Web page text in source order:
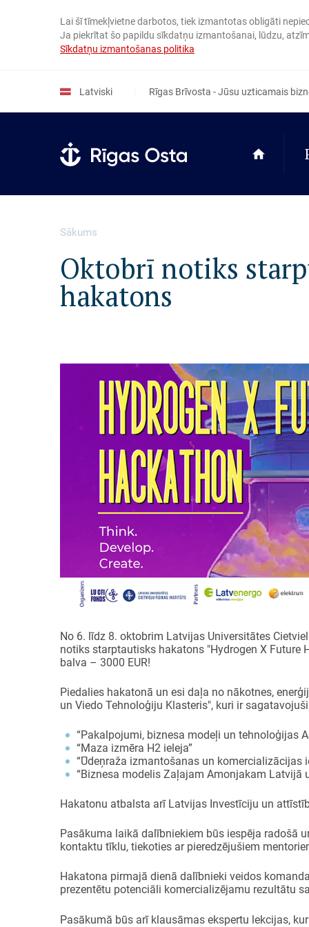
Lai šī tīmekļvietne darbotos, tiek izmantotas obligāti
Ja piekrītat šo papildu sīkdatņu izmantošanai, lūdzu,
Sīkdatņu izmantošanas politika
Latviski Rīgas Brīvosta - Jūsu uzticamais
Sākums
Oktobrī notiks
hakatons
No 6. līdz 8. oktobrim Latvijas Universitātes
notiks starptautisks hakatons "Hydrogen X
balva – 3000 EUR!
Piedalies hakatonā un esi daļa no nākotnes,
un Viedo Tehnoloģiju Klasteris", kuri ir
“Pakalpojumi, biznesa modeļi un tehnoloģijas
“Maza izmēra H2 ieleja”
“Ūdeņraža izmantošanas un komercializācijas
“Biznesa modelis Zaļajam Amonjakam Latvijā
Hakatonu atbalsta arī Latvijas Investīciju un
Pasākuma laikā dalībniekiem būs iespēja radošā
kontaktu tīklu, tiekoties ar pieredzējušiem
Hakatona pirmajā dienā dalībnieki veidos
prezentētu potenciāli komercializējamu rezultātu
Pasākumā būs arī klausāmas ekspertu lekcijas,